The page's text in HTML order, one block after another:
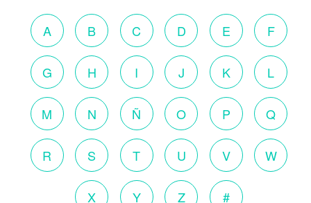
A B C D E F
G H I J K L
M N Ñ O P Q
R S T U V W
X Y Z #